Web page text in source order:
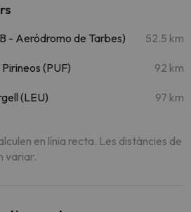
- Aeródromo de Tarbes) 52.5 km
(PUF) 92 km
(LEU) 97 km
en línia recta. Les distàncies de
variar.